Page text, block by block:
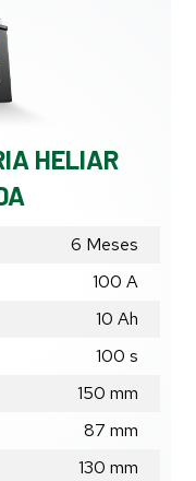
MOTO
SECO
CARREGADA
HELIAR
6 Meses
100 A
10 Ah
100 s
150 mm
87 mm
130 mm